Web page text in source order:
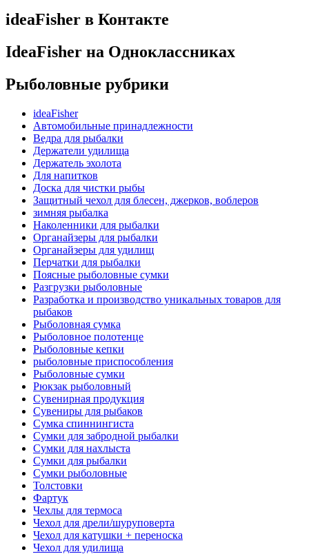
ideaFisher в Контакте
IdeaFisher на Одноклассниках
Рыболовные рубрики
ideaFisher
Автомобильные принадлежности
Ведра для рыбалки
Держатели удилища
Держатель эхолота
Для напитков
Доска для чистки рыбы
Защитный чехол для блесен, джерков, воблеров
зимняя рыбалка
Наколенники для рыбалки
Органайзеры для рыбалки
Органайзеры для удилищ
Перчатки для рыбалки
Поясные рыболовные сумки
Разгрузки рыболовные
Разработка и производство уникальных товаров для
рыбаков
Рыболовная сумка
Рыболовное полотенце
Рыболовные кепки
рыболовные приспособления
Рыболовные сумки
Рюкзак рыболовный
Сувенирная продукция
Сувениры для рыбаков
Сумка спиннингиста
Сумки для забродной рыбалки
Сумки для нахлыста
Сумки для рыбалки
Сумки рыболовные
Толстовки
Фартук
Чехлы для термоса
Чехол для дрели/шуруповерта
Чехол для катушки + переноска
Чехол для удилища